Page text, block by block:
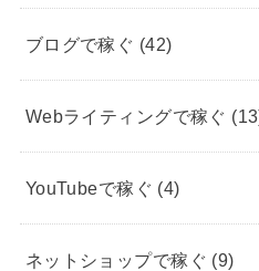
ブログで稼ぐ (42)
Webライティングで稼ぐ
YouTubeで稼ぐ (4)
ネットショップで稼ぐ (9)